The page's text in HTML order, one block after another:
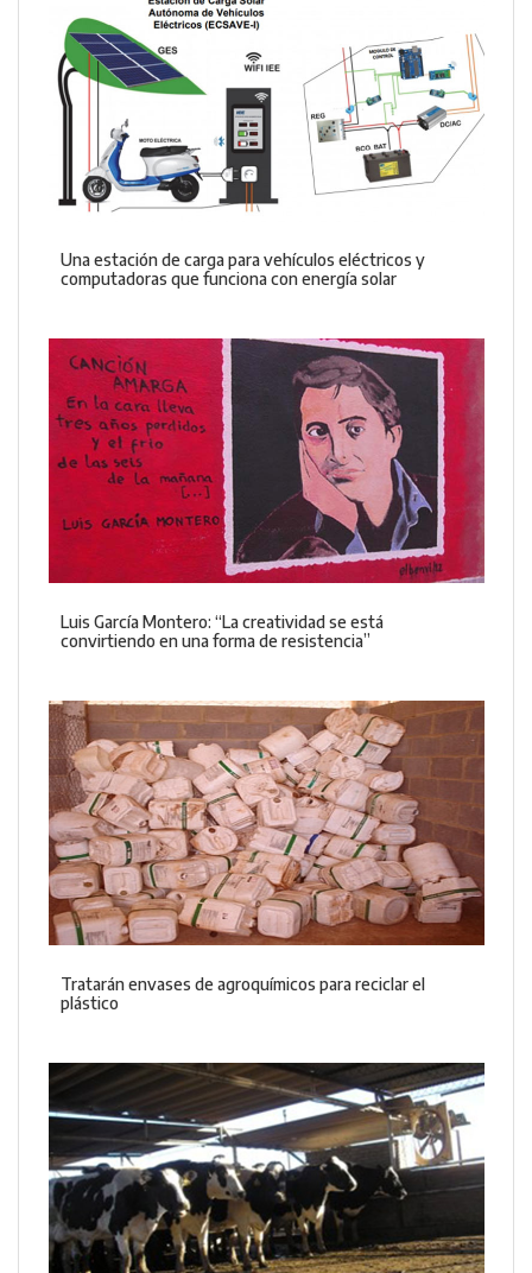
Una estación de carga para vehículos eléctricos y
computadoras que funciona con energía solar
Luis García Montero: “La creatividad se está
convirtiendo en una forma de resistencia”
Tratarán envases de agroquímicos para reciclar el
plástico